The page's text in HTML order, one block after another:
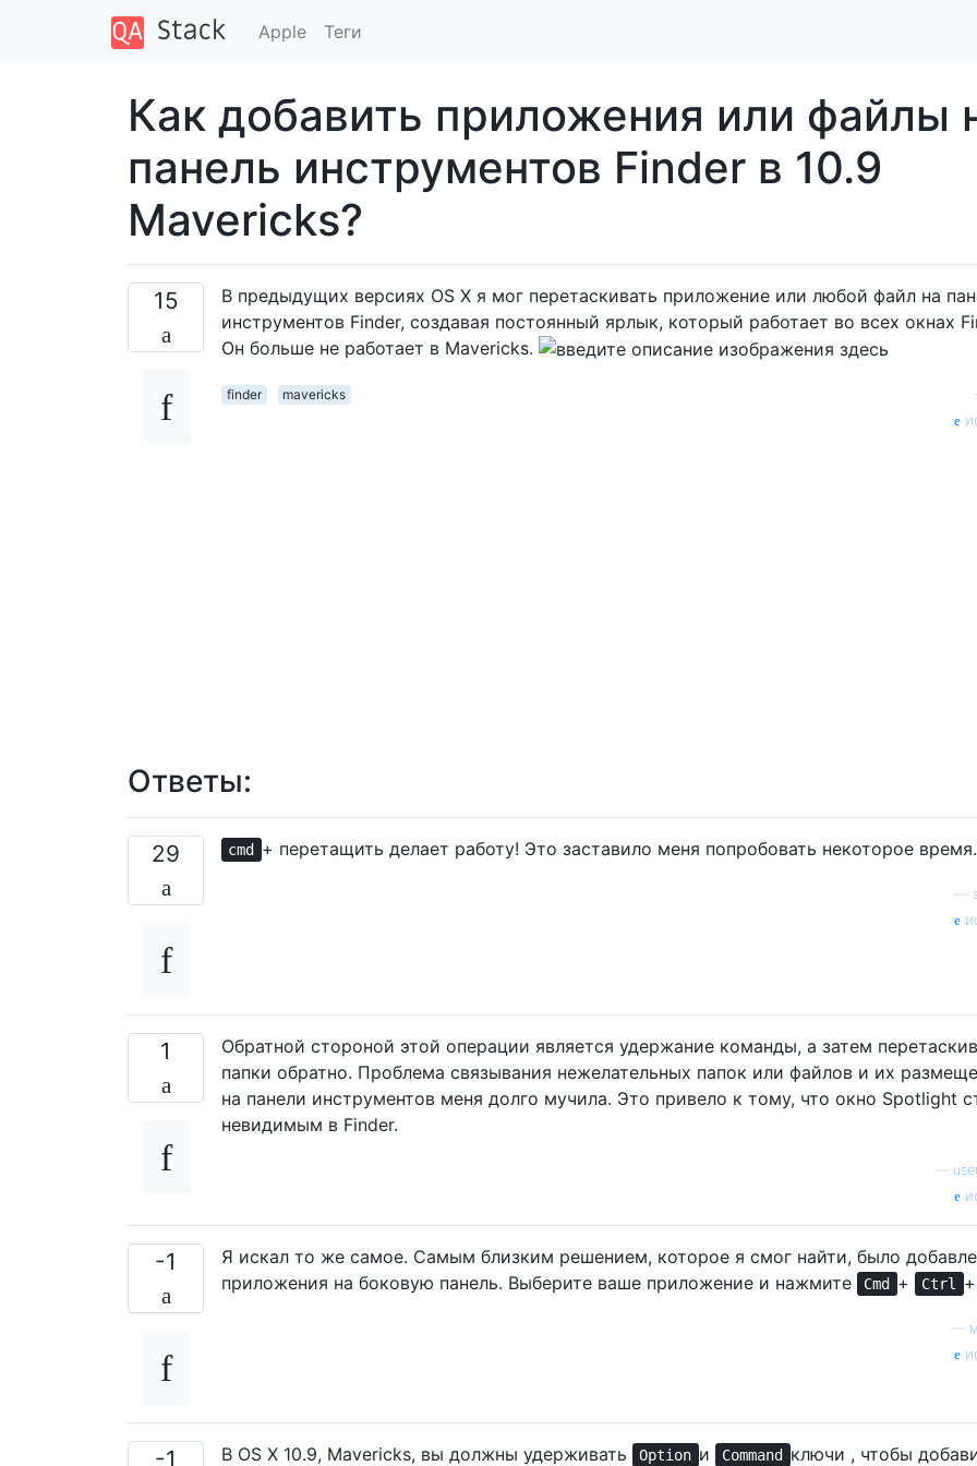
Apple Теги
Как добавить приложения или файлы
панель инструментов Finder в 10.9
Mavericks?
15
В предыдущих версиях OS X я мог перетаскивать приложение или любой файл на
инструментов Finder, создавая постоянный ярлык, который работает во всех окнах
Он больше не работает в Mavericks.
finder mavericks
Ответы:
29 cmd + перетащить делает работу! Это заставило меня попробовать некоторое время.
1
Обратной стороной этой операции является удержание команды, а затем
папки обратно. Проблема связывания нежелательных папок или файлов и их
на панели инструментов меня долго мучила. Это привело к тому, что окно Spotlight
невидимым в Finder.
-1
Я искал то же самое. Самым близким решением, которое я смог найти, было
приложения на боковую панель. Выберите ваше приложение и нажмите
Cmd + Ctrl +
-1 В OS X 10.9, Mavericks, вы должны удерживать Option и Command ключи , чтобы